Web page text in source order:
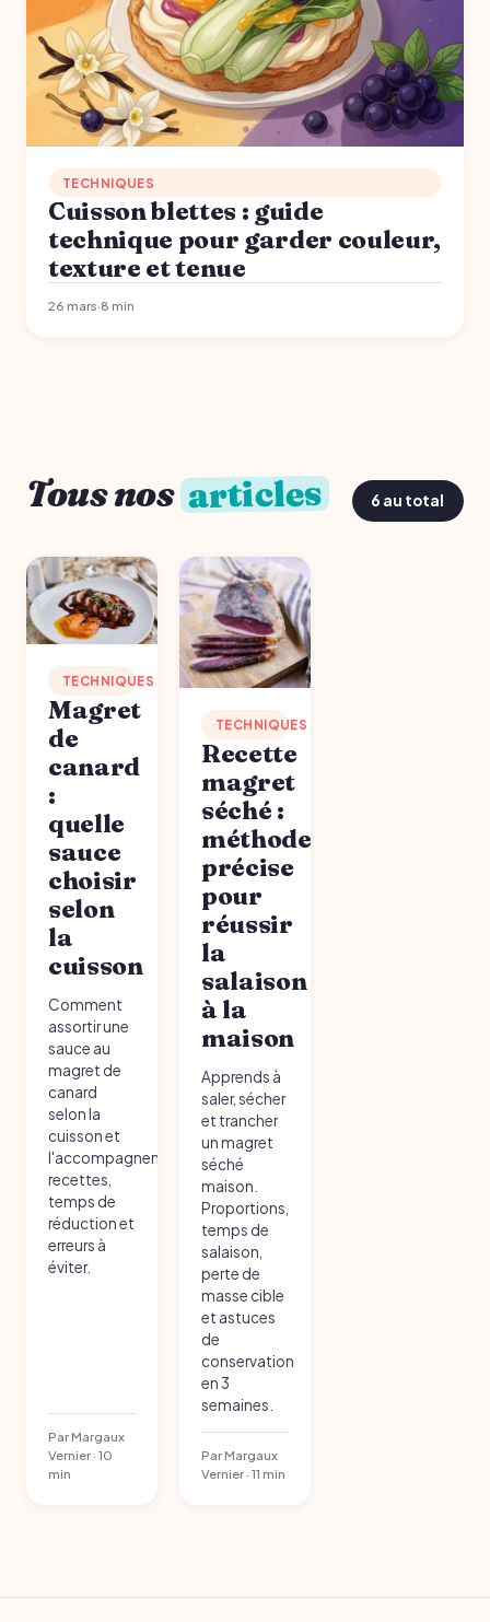
TECHNIQUES
Cuisson blettes : guide
technique pour garder couleur,
texture et tenue
26 mars·8 min
Tous nos articles 6 au total
TECHNIQUES
Magret
de
canard
:
quelle
sauce
choisir
selon
la
cuisson
Comment
assortir une
sauce au
magret de
canard
selon la
cuisson et
l'accompagnement :
recettes,
temps de
réduction et
erreurs à
éviter.
Par Margaux
Vernier · 10
min
TECHNIQUES
Recette
magret
séché :
méthode
précise
pour
réussir
la
salaison
à la
maison
Apprends à
saler, sécher
et trancher
un magret
séché
maison.
Proportions,
temps de
salaison,
perte de
masse cible
et astuces
de
conservation
en 3
semaines.
Par Margaux
Vernier · 11 min